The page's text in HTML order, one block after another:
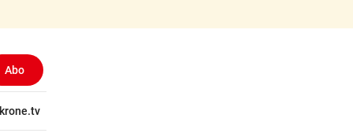
Abo
krone.tv